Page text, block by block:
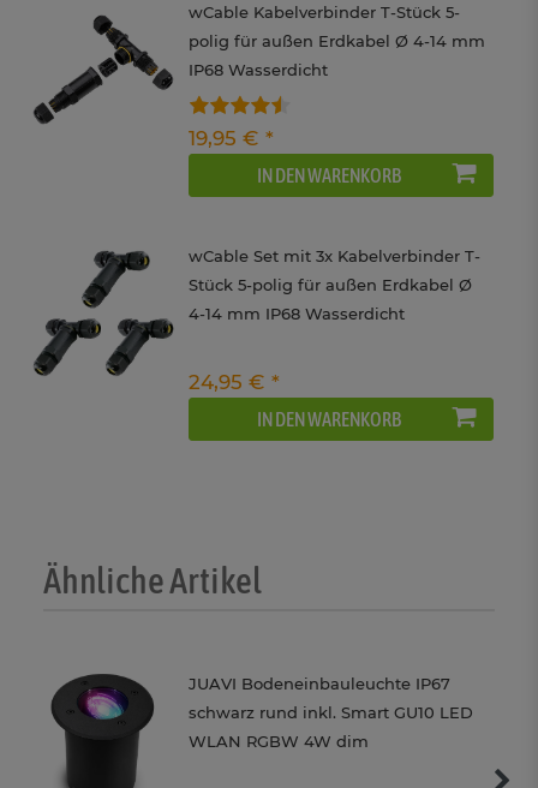
wCable Kabelverbinder T-Stück 5-
polig für außen Erdkabel Ø 4-14 mm
IP68 Wasserdicht
19,95 € *
IN DEN WARENKORB
wCable Set mit 3x Kabelverbinder T-
Stück 5-polig für außen Erdkabel Ø
4-14 mm IP68 Wasserdicht
24,95 € *
IN DEN WARENKORB
Ähnliche Artikel
JUAVI Bodeneinbauleuchte IP67
schwarz rund inkl. Smart GU10 LED
WLAN RGBW 4W dim